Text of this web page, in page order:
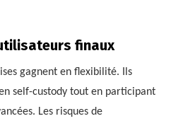
finaux
gagnent en flexibilité. Ils
self-custody tout en participant
Les risques de